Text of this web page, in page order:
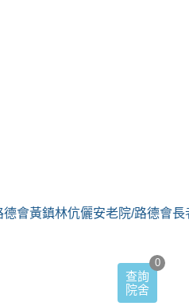
會黃鎮林伉儷安老院/路德會
查詢
院舍
0